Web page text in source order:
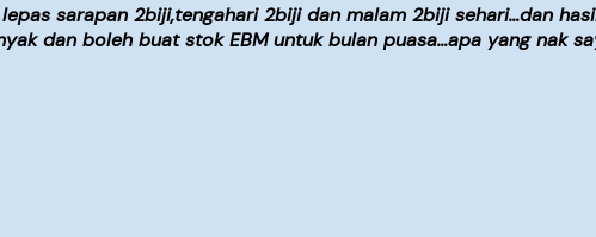
sarapan 2biji,tengahari 2biji dan malam 2biji sehari…dan
dan boleh buat stok EBM untuk bulan puasa…apa yang nak